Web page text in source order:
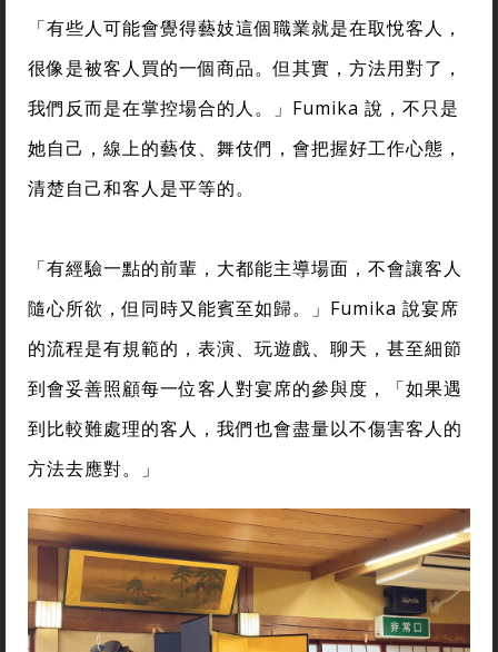
「有些人可能會覺得藝妓這個職業就是在取悅客人，
很像是被客人買的一個商品。但其實，方法用對了，
我們反而是在掌控場合的人。」Fumika 說，不只是
她自己，線上的藝伎、舞伎們，會把握好工作心態，
清楚自己和客人是平等的。
「有經驗一點的前輩，大都能主導場面，不會讓客人
隨心所欲，但同時又能賓至如歸。」Fumika 說宴席
的流程是有規範的，表演、玩遊戲、聊天，甚至細節
到會妥善照顧每一位客人對宴席的參與度，「如果遇
到比較難處理的客人，我們也會盡量以不傷害客人的
方法去應對。」